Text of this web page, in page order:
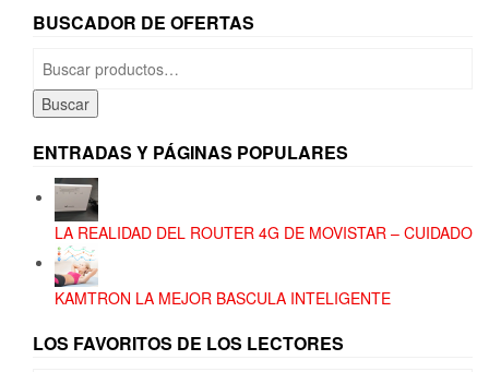
BUSCADOR DE OFERTAS
por:
Buscar
ENTRADAS Y PÁGINAS POPULARES
LA REALIDAD DEL ROUTER 4G DE MOVISTAR – CUIDADO
KAMTRON LA MEJOR BASCULA INTELIGENTE
LOS FAVORITOS DE LOS LECTORES